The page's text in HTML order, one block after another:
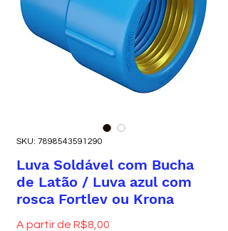
SKU: 7898543591290
Luva Soldável com Bucha
de Latão / Luva azul com
rosca Fortlev ou Krona
A partir de R$8,00